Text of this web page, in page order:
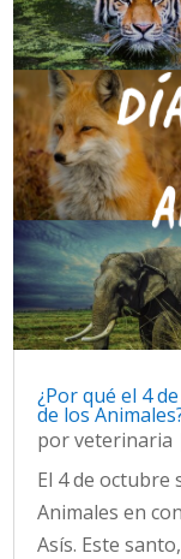
¿Por qué el 4
de los
porveterinaria
El 4 de octubre
Animales en
Asís. Este